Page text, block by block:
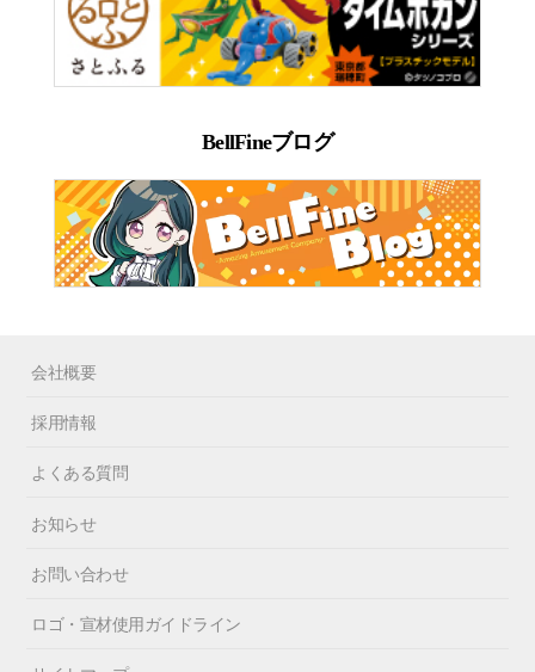
BellFineブログ
会社概要
採用情報
よくある質問
お知らせ
お問い合わせ
ロゴ・宣材使用ガイドライン